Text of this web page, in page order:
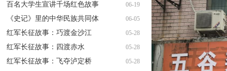
06-19
百名大学生宣讲千场红色故事
06-05
《史记》里的中华民族共同体
05-28
红军长征故事：巧渡金沙江
05-28
红军长征故事：四渡赤水
05-28
红军长征故事：飞夺泸定桥